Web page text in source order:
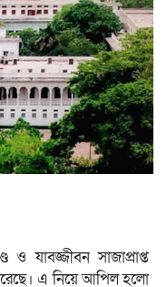
যাবজ্জীবন সাজাপ্রাপ্ত
এ নিয়ে আপিল হলো